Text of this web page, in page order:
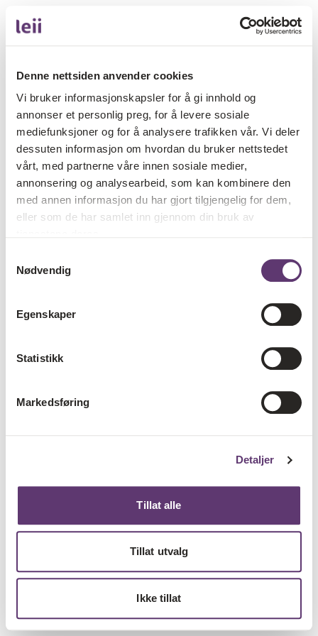
Denne nettsiden anvender cookies
Vi bruker informasjonskapsler for å gi innhold og
annonser et personlig preg, for å levere sosiale
mediefunksjoner og for å analysere trafikken vår. Vi deler
dessuten informasjon om hvordan du bruker nettstedet
vårt, med partnerne våre innen sosiale medier,
annonsering og analysearbeid, som kan kombinere den
med annen informasjon du har gjort tilgjengelig for dem,
eller som de har samlet inn gjennom din bruk av
Nødvendig
Egenskaper
Statistikk
Markedsføring
Detaljer
Tillat alle
Tillat utvalg
Ikke tillat